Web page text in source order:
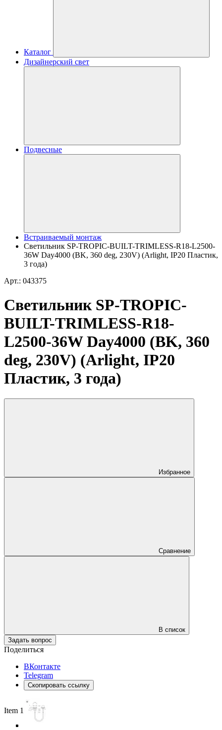
Каталог
Дизайнерский свет
Подвесные
Встраиваемый монтаж
Светильник SP-TROPIC-BUILT-TRIMLESS-R18-L2500-
36W Day4000 (BK, 360 deg, 230V) (Arlight, IP20 Пластик,
3 года)
Арт.: 043375
Светильник SP-TROPIC-
BUILT-TRIMLESS-R18-
L2500-36W Day4000 (BK, 360
deg, 230V) (Arlight, IP20
Пластик, 3 года)
Избранное
Сравнение
В список
Задать вопрос
Поделиться
ВКонтакте
Telegram
Скопировать ссылку
Item 1 of 5